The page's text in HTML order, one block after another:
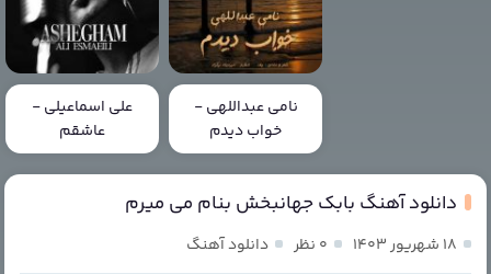
نامی عبداللهی -
خواب دیدم
علی اسماعیلی -
عاشقم
دانلود آهنگ بابک جهانبخش بنام می میرم
۱۸ شهریور ۱۴۰۳ ۰ نظر دانلود آهنگ